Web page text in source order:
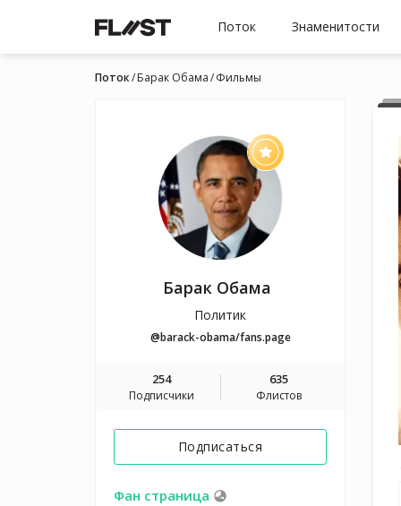
Поток Знаменитости
Поток Барак Обама Фильмы
Барак Обама
Политик
@barack-obama/fans.page
254
Подписчики
635
Флистов
Подписаться
Фан страница